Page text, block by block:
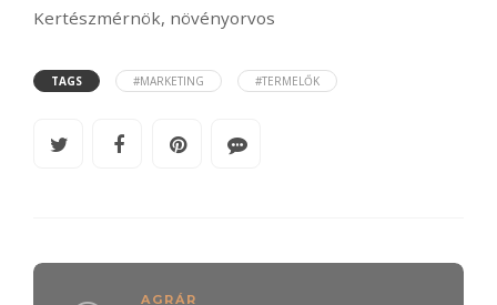
Kertészmérnök, növényorvos
TAGS #MARKETING #TERMELŐK
AGRÁR